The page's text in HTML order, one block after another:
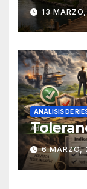
13
ANÁLISIS DE
6 MARZO,